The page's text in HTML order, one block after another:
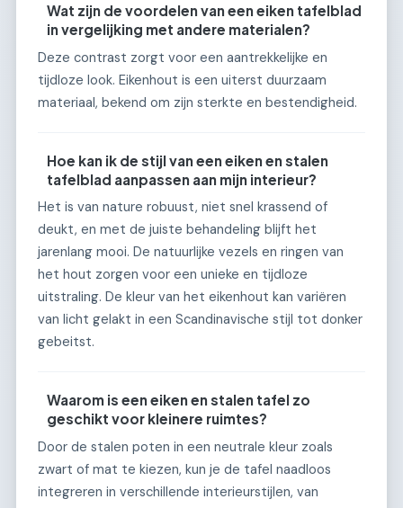
Wat zijn de voordelen van een eiken tafelblad
in vergelijking met andere materialen?
Deze contrast zorgt voor een aantrekkelijke en
tijdloze look. Eikenhout is een uiterst duurzaam
materiaal, bekend om zijn sterkte en bestendigheid.
Hoe kan ik de stijl van een eiken en stalen
tafelblad aanpassen aan mijn interieur?
Het is van nature robuust, niet snel krassend of
deukt, en met de juiste behandeling blijft het
jarenlang mooi. De natuurlijke vezels en ringen van
het hout zorgen voor een unieke en tijdloze
uitstraling. De kleur van het eikenhout kan variëren
van licht gelakt in een Scandinavische stijl tot donker
gebeitst.
Waarom is een eiken en stalen tafel zo
geschikt voor kleinere ruimtes?
Door de stalen poten in een neutrale kleur zoals
zwart of mat te kiezen, kun je de tafel naadloos
integreren in verschillende interieurstijlen, van